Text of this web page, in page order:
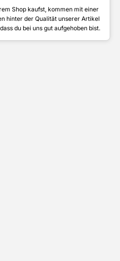
Shop kaufst, kommen mit einer
hinter der Qualität unserer Artikel
du bei uns gut aufgehoben bist.